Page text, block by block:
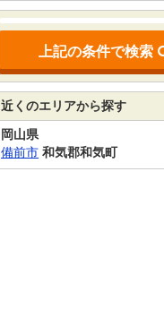
上記の条件で検索
近くのエリアから探す
岡山県
備前市 和気郡和気町